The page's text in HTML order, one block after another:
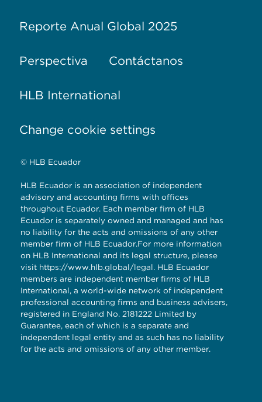
Reporte Anual Global 2025
Perspectiva Contáctanos
HLB International
Change cookie settings
© HLB Ecuador
HLB Ecuador is an association of independent
advisory and accounting firms with offices
throughout Ecuador. Each member firm of HLB
Ecuador is separately owned and managed and has
no liability for the acts and omissions of any other
member firm of HLB Ecuador.For more information
on HLB International and its legal structure, please
visit https://www.hlb.global/legal. HLB Ecuador
members are independent member firms of HLB
International, a world-wide network of independent
professional accounting firms and business advisers,
registered in England No. 2181222 Limited by
Guarantee, each of which is a separate and
independent legal entity and as such has no liability
for the acts and omissions of any other member.